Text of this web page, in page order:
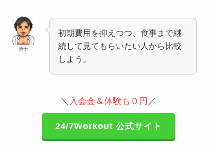
博士
初期費用を抑えつつ、食事まで継
続して見てもらいたい人から比較
しよう。
＼ 入会金＆体験も０円 ／
24/7Workout 公式サイト